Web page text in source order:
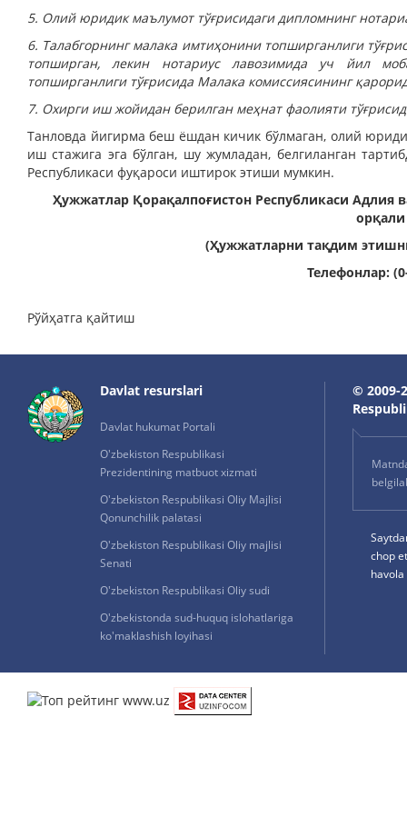
5. Олий юридик маълумот тўғрисидаги дипломнинг
6. Талабгорнинг малака имтиҳонини топширганлиги
топширган, лекин нотариус лавозимида уч йил
топширганлиги тўғрисида Малака комиссиясининг
7. Охирги иш жойидан берилган меҳнат фаолияти
Танловда йигирма беш ёшдан кичик бўлмаган, олий
иш стажига эга бўлган, шу жумладан, белгиланган
Республикаси фуқароси иштирок этиши мумкин.
Ҳужжатлар Қорақалпоғистон Республикаси
(Ҳужжатларни тақдим
Телефонлар:
Рўйҳатга қайтиш
Davlat resurslari
Davlat hukumat Portali
O'zbekiston Respublikasi
Prezidentining matbuot xizmati
O'zbekiston Respublikasi Oliy Majlisi
Qonunchilik palatasi
O'zbekiston Respublikasi Oliy majlisi
Senati
O'zbekiston Respublikasi Oliy sudi
O'zbekistonda sud-huquq islohatlariga
ko'maklashish loyihasi
© 2009-
chop